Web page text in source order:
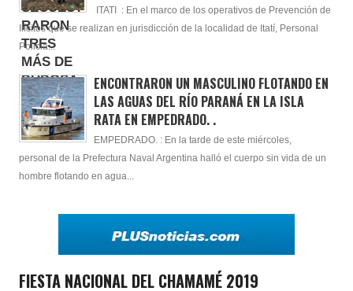
ITATI : En el marco de los operativos de Prevención de
Ilícitos que se realizan en jurisdicción de la localidad de Itatí, Personal
Policia...
ENCONTRARON UN MASCULINO FLOTANDO EN
LAS AGUAS DEL RÍO PARANÁ EN LA ISLA
RATA EN EMPEDRADO. .
EMPEDRADO. : En la tarde de este miércoles,
personal de la Prefectura Naval Argentina halló el cuerpo sin vida de un
hombre flotando en agua...
FIESTA NACIONAL DEL CHAMAMÉ 2019